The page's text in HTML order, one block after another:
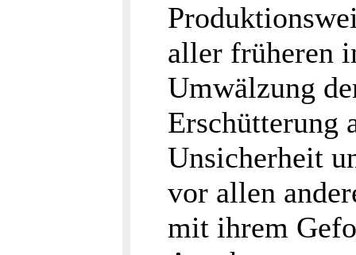
aller früheren
Umwälzung
Erschütterung
Unsicherheit
vor allen
mit ihrem